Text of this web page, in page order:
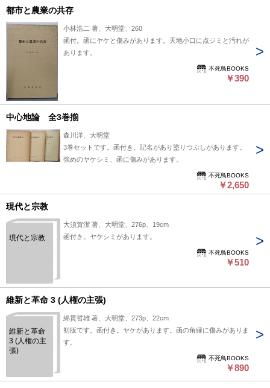
都市と農業の共存
小林浩二 著、大明堂、260
函付。函にヤケと傷みがあります。天地小口に点ジミと汚れが
あります。
不死鳥BOOKS
￥390
中心地論 全3巻揃
森川洋、大明堂
3巻セットです。函付き。記名があり塗りつぶしがあります。
強めのヤケシミ、函に傷みがあります。
不死鳥BOOKS
￥2,650
現代と宗教
現代と宗教
大須賀潔 著、大明堂、276p、19cm
函付き。ヤケシミがあります。
不死鳥BOOKS
￥510
維新と革命 3 (人権の主張)
維新と革命
3 (人権の主
張)
綿貫哲雄 著、大明堂、273p、22cm
初版です。函付き。ヤケがあります。函の角縁に傷みがありま
す。
不死鳥BOOKS
￥890